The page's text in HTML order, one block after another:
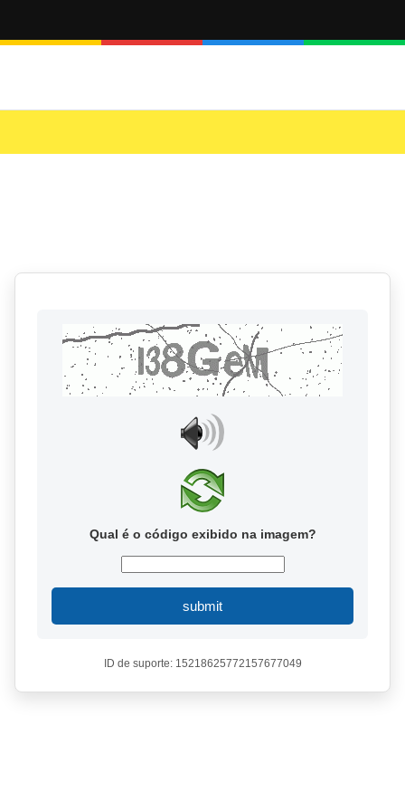
Qual é o código exibido na imagem?
submit
ID de suporte: 15218625772157677049